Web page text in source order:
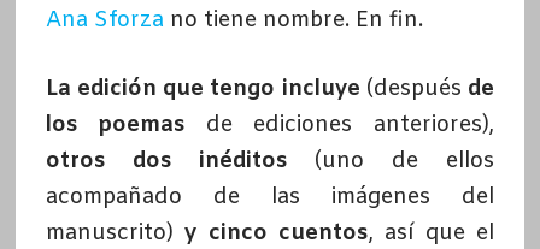
Ana Sforza no tiene nombre. En fin.
La edición que tengo incluye (después de
los poemasde ediciones anteriores),
otros dos inéditos(uno de ellos
acompañado de las imágenes del
manuscrito) y cinco cuentos, así que el